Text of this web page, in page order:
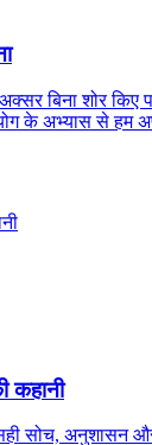
बिना शोर
के अभ्यास से हम
कहानी
सही सोच,